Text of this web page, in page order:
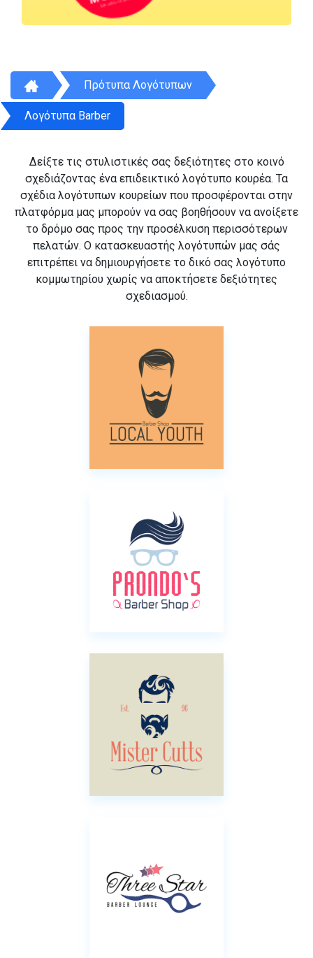
Πρότυπα Λογότυπων
Λογότυπα Barber
Δείξτε τις στυλιστικές σας δεξιότητες στο κοινό
σχεδιάζοντας ένα επιδεικτικό λογότυπο κουρέα. Τα
σχέδια λογότυπων κουρείων που προσφέρονται στην
πλατφόρμα μας μπορούν να σας βοηθήσουν να ανοίξετε
το δρόμο σας προς την προσέλκυση περισσότερων
πελατών. Ο κατασκευαστής λογότυπών μας σάς
επιτρέπει να δημιουργήσετε το δικό σας λογότυπο
κομμωτηρίου χωρίς να αποκτήσετε δεξιότητες
σχεδιασμού.